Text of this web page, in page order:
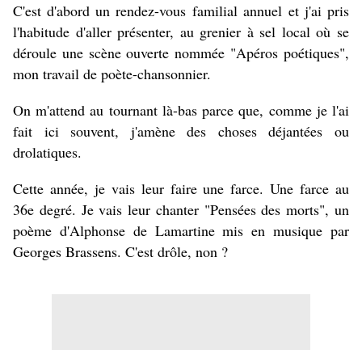
C'est d'abord un rendez-vous familial annuel et j'ai pris
l'habitude d'aller présenter, au grenier à sel local où se
déroule une scène ouverte nommée "Apéros poétiques",
mon travail de poète-chansonnier.
On m'attend au tournant là-bas parce que, comme je l'ai
fait ici souvent, j'amène des choses déjantées ou
drolatiques.
Cette année, je vais leur faire une farce. Une farce au
36e degré. Je vais leur chanter "Pensées des morts", un
poème d'Alphonse de Lamartine mis en musique par
Georges Brassens. C'est drôle, non ?